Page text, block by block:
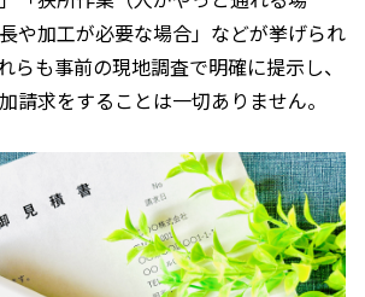
や加工が必要な場合」などが挙げられ
らも事前の現地調査で明確に提示し、
請求をすることは一切ありません。